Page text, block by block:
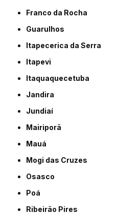
Franco da Rocha
Guarulhos
Itapecerica da Serra
Itapevi
Itaquaquecetuba
Jandira
Jundiaí
Mairiporã
Mauá
Mogi das Cruzes
Osasco
Poá
Ribeirão Pires